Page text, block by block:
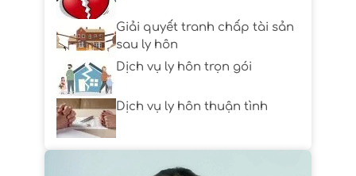
Giải quyết tranh chấp tài sản
sau ly hôn
Dịch vụ ly hôn trọn gói
Dịch vụ ly hôn thuận tình